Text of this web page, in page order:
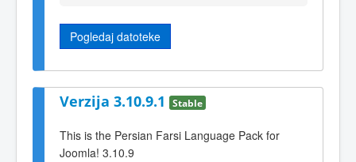
Pogledaj datoteke
Verzija 3.10.9.1 Stable
This is the Persian Farsi Language Pack for
Joomla! 3.10.9